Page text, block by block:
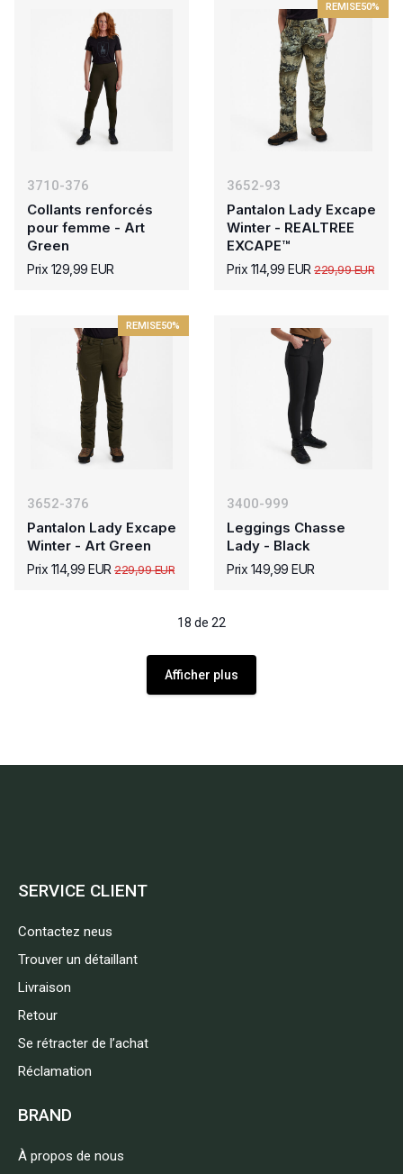
3710-376
Collants renforcés
pour femme - Art
Green
Prix 129,99 EUR
REMISE50%
3652-93
Pantalon Lady Excape
Winter - REALTREE
EXCAPE™
Prix 114,99 EUR 229,99 EUR
REMISE50%
3652-376
Pantalon Lady Excape
Winter - Art Green
Prix 114,99 EUR 229,99 EUR
3400-999
Leggings Chasse
Lady - Black
Prix 149,99 EUR
18 de 22
Afficher plus
SERVICE CLIENT
Contactez neus
Trouver un détaillant
Livraison
Retour
Se rétracter de l’achat
Réclamation
BRAND
À propos de nous